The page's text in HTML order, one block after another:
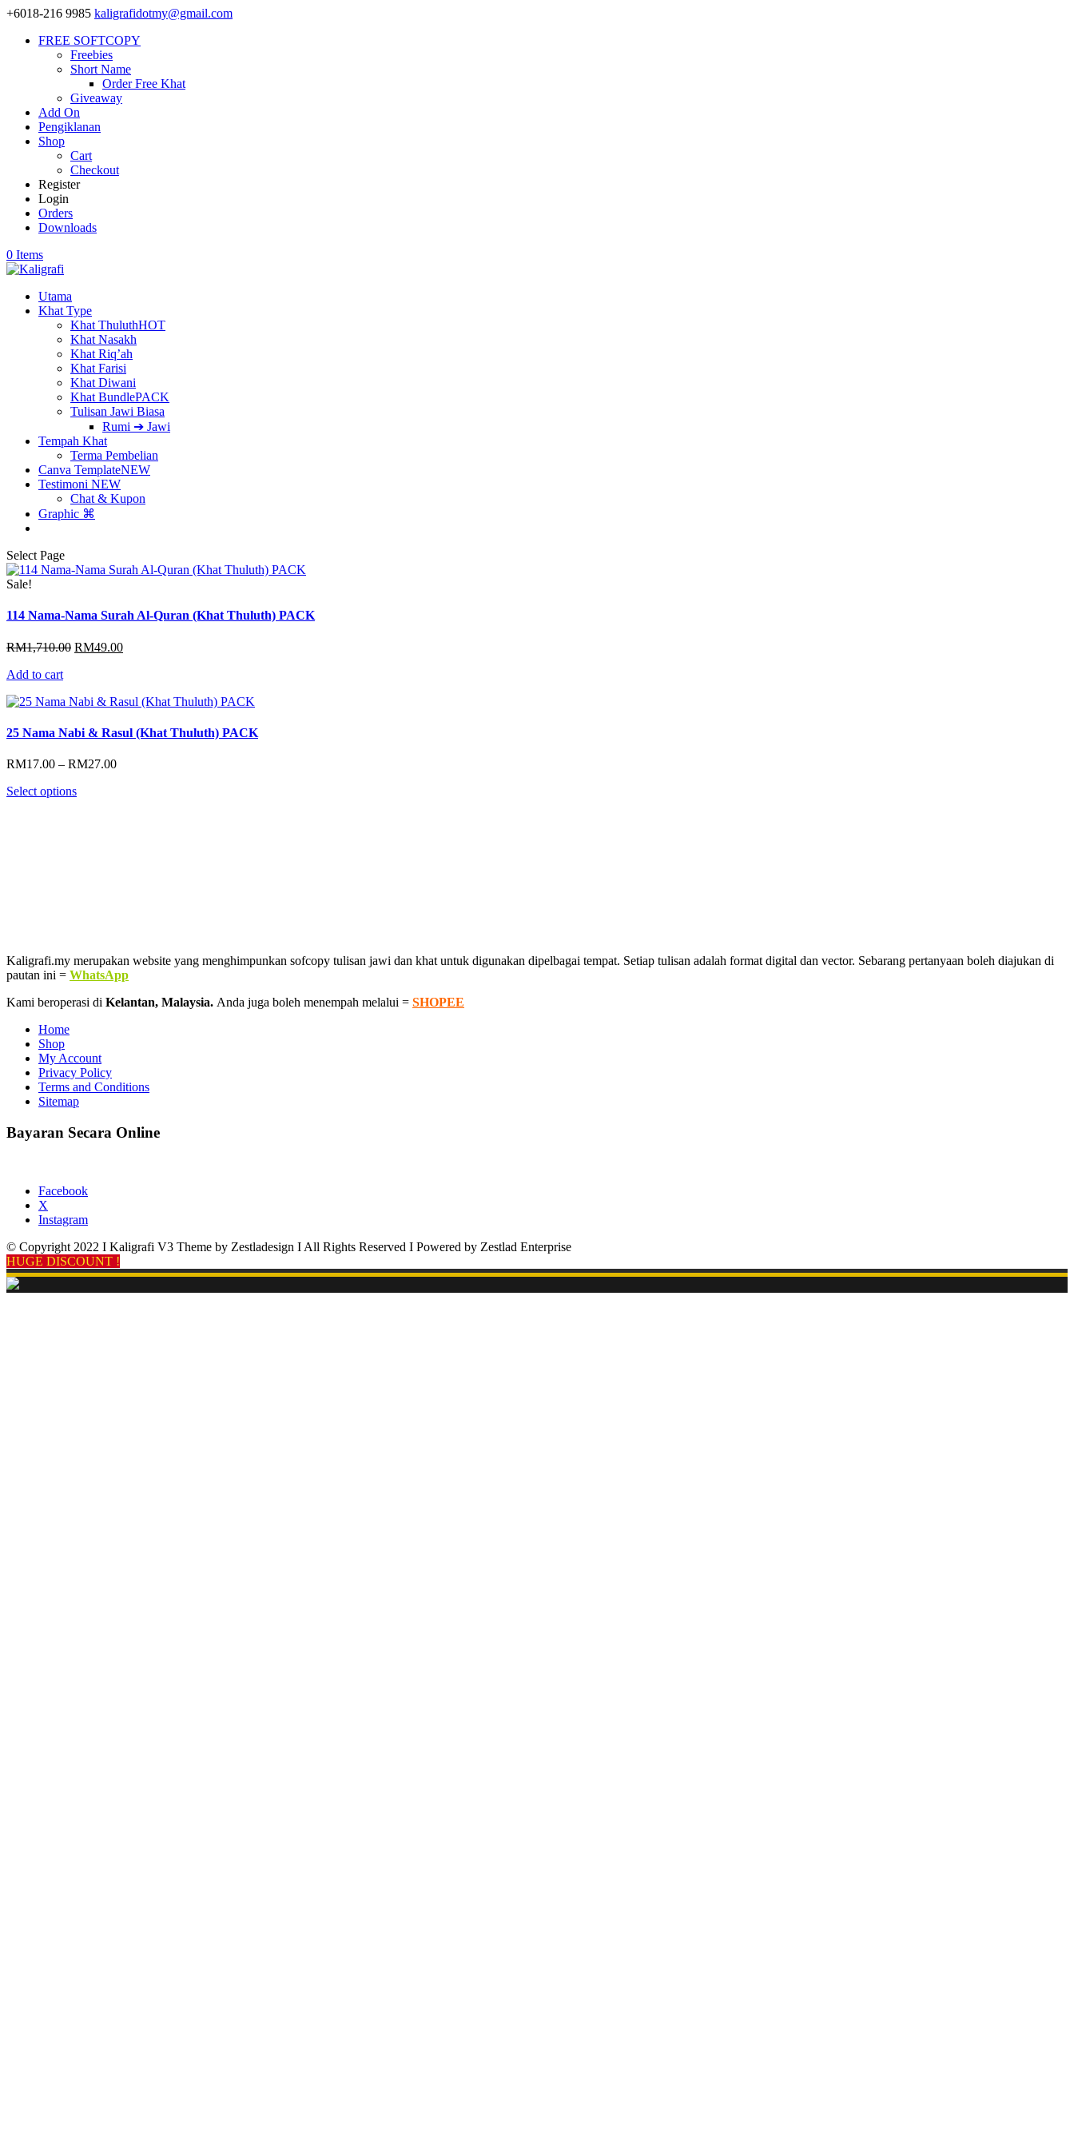
+6018-216 9985 kaligrafidotmy@gmail.com
FREE SOFTCOPY
Freebies
Short Name
Order Free Khat
Giveaway
Add On
Pengiklanan
Shop
Cart
Checkout
Register
Login
Orders
Downloads
0 Items
Utama
Khat Type
Khat ThuluthHOT
Khat Nasakh
Khat Riq’ah
Khat Farisi
Khat Diwani
Khat BundlePACK
Tulisan Jawi Biasa
Rumi ➔ Jawi
Tempah Khat
Terma Pembelian
Canva TemplateNEW
Testimoni NEW
Chat & Kupon
Graphic ⌘
Select Page
Sale!
114 Nama-Nama Surah Al-Quran (Khat Thuluth) PACK
RM1,710.00 Original
RM49.00Current
Add to cart
25 Nama Nabi & Rasul (Khat Thuluth) PACK
RM17.00 – RM27.00Price
Select options
Kaligrafi.my merupakan website yang menghimpunkan sofcopy tulisan jawi dan khat untuk digunakan dipelbagai tempat. Setiap tulisan adalah format digital dan vector. Sebarang pertanyaan boleh diajukan di
pautan ini = WhatsApp
Kami beroperasi di Kelantan, Malaysia. Anda juga boleh menempah melalui = SHOPEE
Home
Shop
My Account
Privacy Policy
Terms and Conditions
Sitemap
Bayaran Secara Online
Facebook
X
Instagram
© Copyright 2022 I Kaligrafi V3 Theme by Zestladesign I All Rights Reserved I Powered by Zestlad Enterprise
HUGE DISCOUNT !